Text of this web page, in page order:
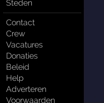
Steden
Contact
Crew
Vacatures
Donaties
Beleid
Help
Adverteren
Voorwaarden